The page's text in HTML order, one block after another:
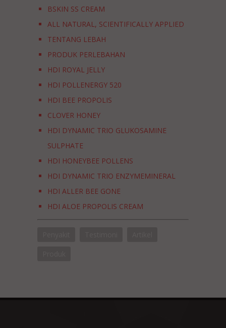
BSKIN SS CREAM
ALL NATURAL, SCIENTIFICALLY APPLIED
TENTANG LEBAH
PRODUK PERLEBAHAN
HDI ROYAL JELLY
HDI POLLENERGY 520
HDI BEE PROPOLIS
CLOVER HONEY
HDI DYNAMIC TRIO GLUKOSAMINE
SULPHATE
HDI HONEYBEE POLLENS
HDI DYNAMIC TRIO ENZYMEMINERAL
HDI ALLER BEE GONE
HDI ALOE PROPOLIS CREAM
BSKIN: SMART SKIN SCIENCE
SOAP